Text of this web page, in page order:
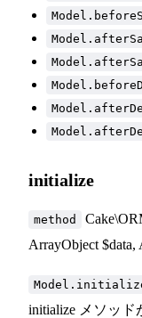
initialize
method
ArrayObject $data,
initialize メソッ